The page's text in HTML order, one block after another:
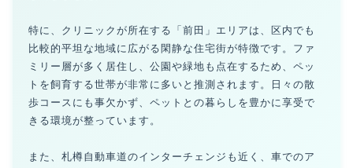
特に、クリニックが所在する「前田」エリアは、区内でも
比較的平坦な地域に広がる閑静な住宅街が特徴です。ファ
ミリー層が多く居住し、公園や緑地も点在するため、ペッ
トを飼育する世帯が非常に多いと推測されます。日々の散
歩コースにも事欠かず、ペットとの暮らしを豊かに享受で
きる環境が整っています。
また、札樽自動車道のインターチェンジも近く、車でのア